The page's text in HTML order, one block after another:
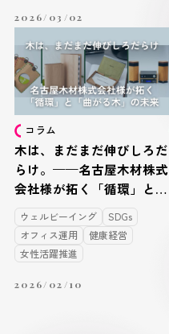
2026/03/02
コラム
木は、まだまだ伸びしろだ
らけ。——名古屋木材株式
会社様が拓く「循環」と
「曲がる木」の未来
ウェルビーイング
SDGs
オフィス運用
健康経営
女性活躍推進
2026/02/10